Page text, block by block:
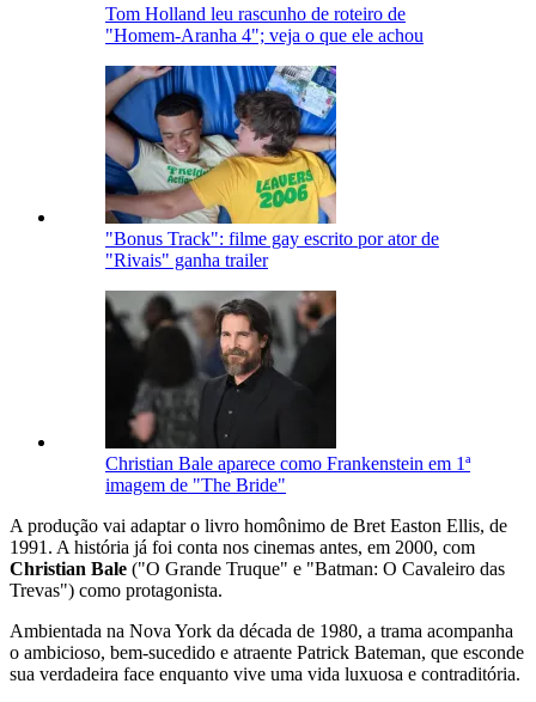
Tom Holland leu rascunho de roteiro de
"Homem-Aranha 4"; veja o que ele achou
"Bonus Track": filme gay escrito por ator de
"Rivais" ganha trailer
Christian Bale aparece como Frankenstein em 1ª
imagem de "The Bride"
A produção vai adaptar o livro homônimo de Bret Easton Ellis, de
1991. A história já foi conta nos cinemas antes, em 2000, com
Christian Bale ("O Grande Truque" e "Batman: O Cavaleiro das
Trevas") como protagonista.
Ambientada na Nova York da década de 1980, a trama acompanha
o ambicioso, bem-sucedido e atraente Patrick Bateman, que esconde
sua verdadeira face enquanto vive uma vida luxuosa e contraditória.